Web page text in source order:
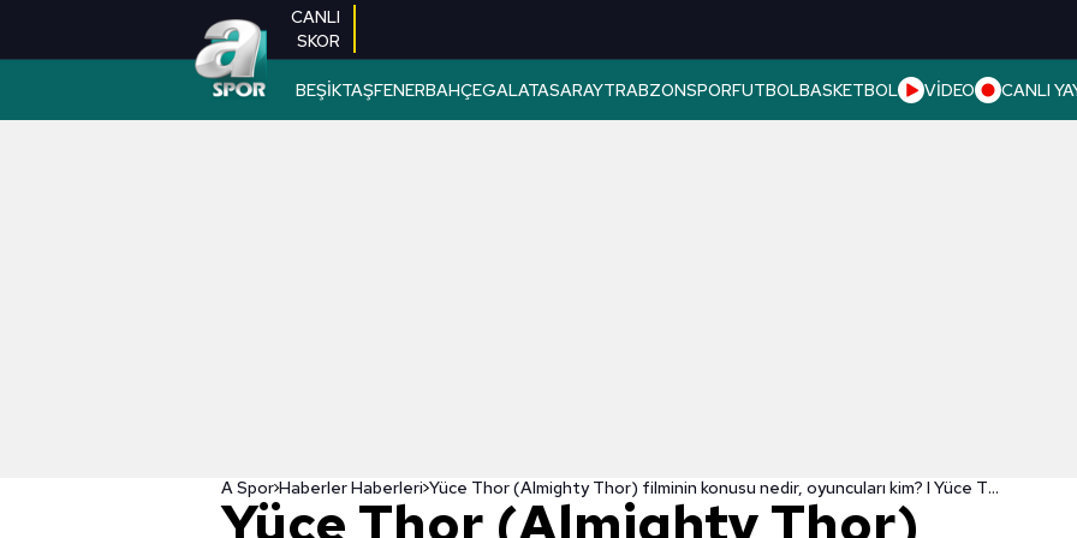
CANLI
SKOR
BEŞİKTAŞFENERBAHÇEGALATASARAYTRABZONSPORFUTBOLBASKETBOL VİDEO CANLI
A Spor Haberler Haberleri Yüce Thor (Almighty Thor) filminin konusu nedir, oyuncuları kim? I Yüce Thor ne zaman ve nerede çekildi?
Yüce Thor (Almighty Thor)